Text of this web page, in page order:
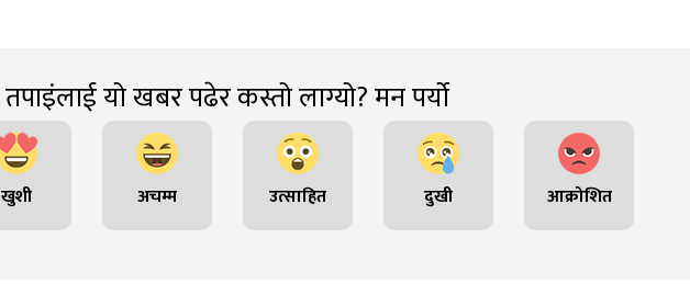
तपाइंलाई यो खबर पढेर कस्तो लाग्यो? मन पर्यो
खुशी अचम्म उत्साहित दुखी आक्रोशित